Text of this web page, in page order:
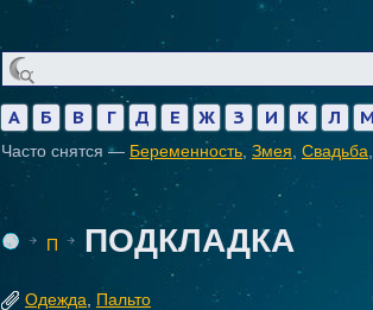
А Б В Г Д Е Ж З И К Л М
Часто снятся — Беременность Змея Свадьба
П ПОДКЛАДКА
Одежда Пальто